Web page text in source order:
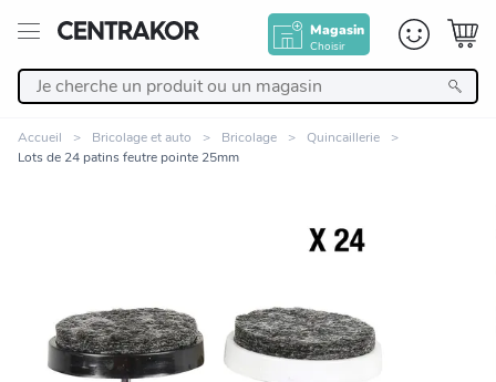
Magasin
Choisir
Linge de maison
Meuble
Accueil Bricolage et auto Bricolage
Quincaillerie
Lots de 24 patins feutre pointe 25mm